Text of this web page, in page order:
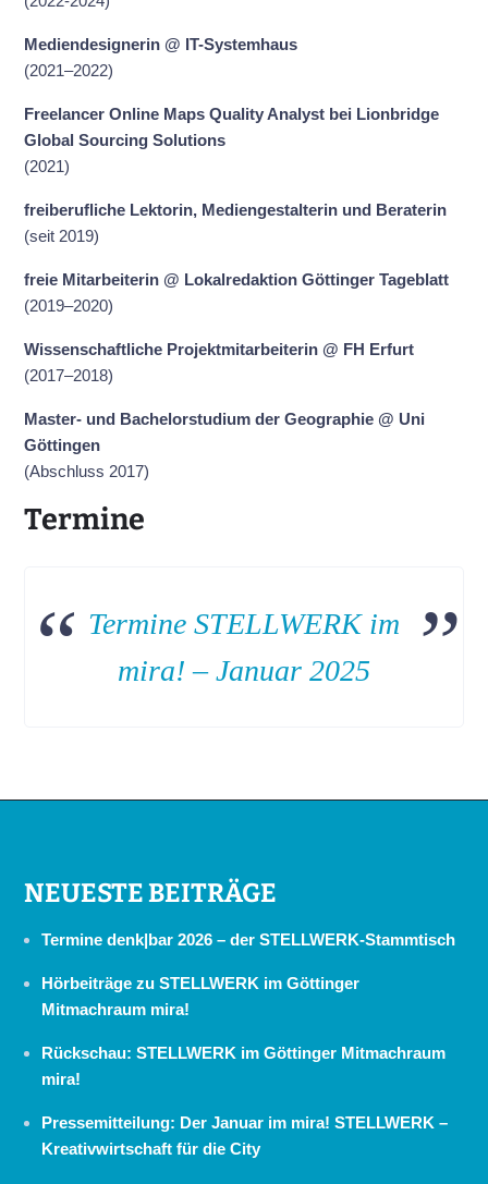
Mediendesignerin @ IT-Systemhaus
(2021–2022)
Freelancer Online Maps Quality Analyst bei Lionbridge
Global Sourcing Solutions
(2021)
freiberufliche Lektorin, Mediengestalterin und Beraterin
(seit 2019)
freie Mitarbeiterin @ Lokalredaktion Göttinger Tageblatt
(2019–2020)
Wissenschaftliche Projektmitarbeiterin @ FH Erfurt
(2017–2018)
Master- und Bachelorstudium der Geographie @ Uni
Göttingen
(Abschluss 2017)
Termine
Termine STELLWERK im
mira! – Januar 2025
NEUESTE BEITRÄGE
Termine denk|bar 2026 – der STELLWERK-Stammtisch
Hörbeiträge zu STELLWERK im Göttinger
Mitmachraum mira!
Rückschau: STELLWERK im Göttinger Mitmachraum
mira!
Pressemitteilung: Der Januar im mira! STELLWERK –
Kreativwirtschaft für die City